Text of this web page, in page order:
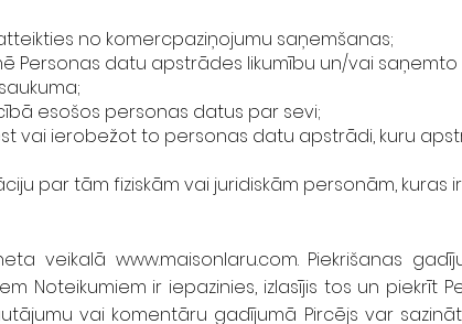
no komercpaziņojumu saņemšanas;
Personas datu apstrādes likumību un/vai
esošos personas datus par sevi;
vai ierobežot to personas datu apstrādi, kuru
par tām fiziskām vai juridiskām personām, kuras
veikalā www.maisonlaru.com. Piekrišanas
Noteikumiem ir iepazinies, izlasījis tos un piekrīt
vai komentāru gadījumā Pircējs var